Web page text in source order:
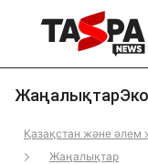
Жаңалықтар
Қазақстан және әлем
Жаңалықтар